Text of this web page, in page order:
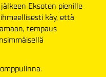
Eksoten pienille
käy, että
tempaus